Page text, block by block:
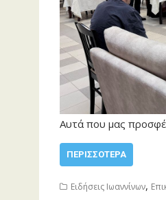
Αυτά που μας
ΠΕΡΙΣΣΌΤΕΡΑ
Ειδήσεις Ιωαννίνων,